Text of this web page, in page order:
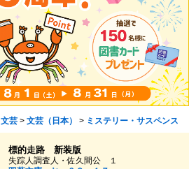
文芸> 文芸（日本） > ミステリー・サスペンス
標的走路 新装版
失踪人調査人・佐久間公 １